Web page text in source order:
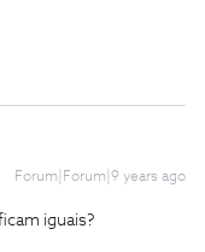
Forum|Forum|9 years ago
iguais?